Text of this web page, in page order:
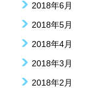
2018年6月
2018年5月
2018年4月
2018年3月
2018年2月